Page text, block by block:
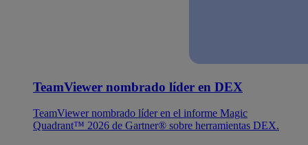
TeamViewer nombrado líder en DEX
TeamViewer nombrado líder en el informe Magic
Quadrant™ 2026 de Gartner® sobre herramientas DEX.